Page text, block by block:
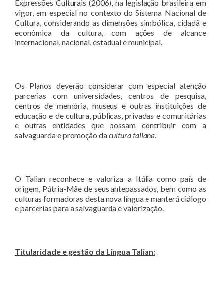
Expressões Culturais (2006), na legislação brasileira em
vigor, em especial no contexto do Sistema Nacional de
Cultura, considerando as dimensões simbólica, cidadã e
econômica da cultura, com ações de alcance
internacional, nacional, estadual e municipal.
Os Planos deverão considerar com especial atenção
parcerias com universidades, centros de pesquisa,
centros de memória, museus e outras instituições de
educação e de cultura, públicas, privadas e comunitárias
e outras entidades que possam contribuir com a
salvaguarda e promoção dacultura taliana.
O Talian reconhece e valoriza a Itália como país de
origem, Pátria-Mãe de seus antepassados, bem como as
culturas formadoras desta nova língua e manterá diálogo
e parcerias para a salvaguarda e valorização.
Titularidade e gestão da Língua Talian: